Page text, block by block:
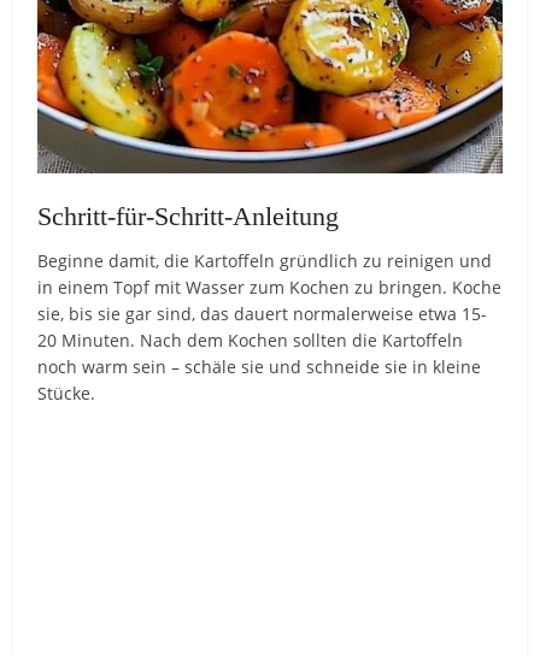
Schritt-für-Schritt-Anleitung
Beginne damit, die Kartoffeln gründlich zu reinigen und
in einem Topf mit Wasser zum Kochen zu bringen. Koche
sie, bis sie gar sind, das dauert normalerweise etwa 15-
20 Minuten. Nach dem Kochen sollten die Kartoffeln
noch warm sein – schäle sie und schneide sie in kleine
Stücke.